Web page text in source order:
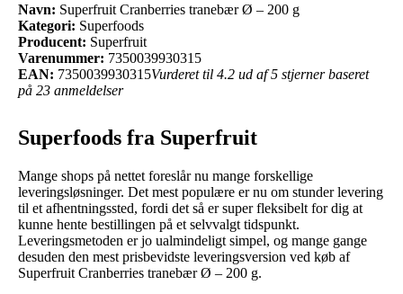
Navn: Superfruit Cranberries tranebær Ø – 200 g
Kategori: Superfoods
Producent: Superfruit
Varenummer: 7350039930315
EAN: 7350039930315Vurderet til 4.2 ud af 5 stjerner baseret
på 23 anmeldelser
Superfoods fra Superfruit
Mange shops på nettet foreslår nu mange forskellige
leveringsløsninger. Det mest populære er nu om stunder levering
til et afhentningssted, fordi det så er super fleksibelt for dig at
kunne hente bestillingen på et selvvalgt tidspunkt.
Leveringsmetoden er jo ualmindeligt simpel, og mange gange
desuden den mest prisbevidste leveringsversion ved køb af
Superfruit Cranberries tranebær Ø – 200 g.